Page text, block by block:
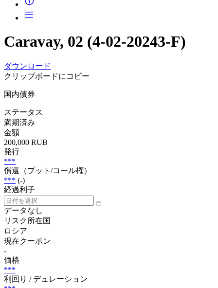
Caravay, 02 (4-02-20243-F)
ダウンロード
クリップボードにコピー
国内債券
ステータス
満期済み
金額
200,000 RUB
発行
***
償還（プット/コール権）
*** (-)
経過利子
データなし
リスク所在国
ロシア
現在クーポン
-
価格
***
利回り / デュレーション